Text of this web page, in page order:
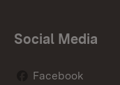
Social Media
Facebook